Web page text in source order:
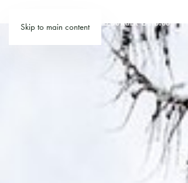
Skip to main content SALZBURGER-LAND.CO